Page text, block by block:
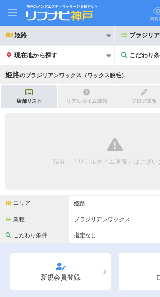
神戸のメンズエステ・マッサージを探すなら
閲覧
姫路 ブラジリ
現在地から探す こだわり
こだわり
完全個室
ペアルームあり シャワー
フットバスあり
専用駐車場あり 有資格者
姫路のブラジリアンワックス（ワックス脱毛）
店舗リスト リアルタイム速報 ブログ速報
現在、「リアルタイム速報」はござい
エリア 姫路
業種 ブラジリアンワックス
こだわり条件 指定なし
新規会員登録